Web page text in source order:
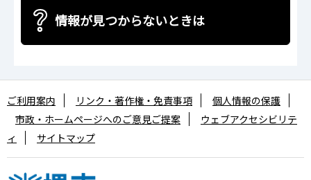
情報が見つからないときは
ご利用案内 リンク・著作権・免責事項
個人情報の保護
市政・ホームページへのご意見ご提案
ウェブアクセシビリテ
ィ
サイトマップ